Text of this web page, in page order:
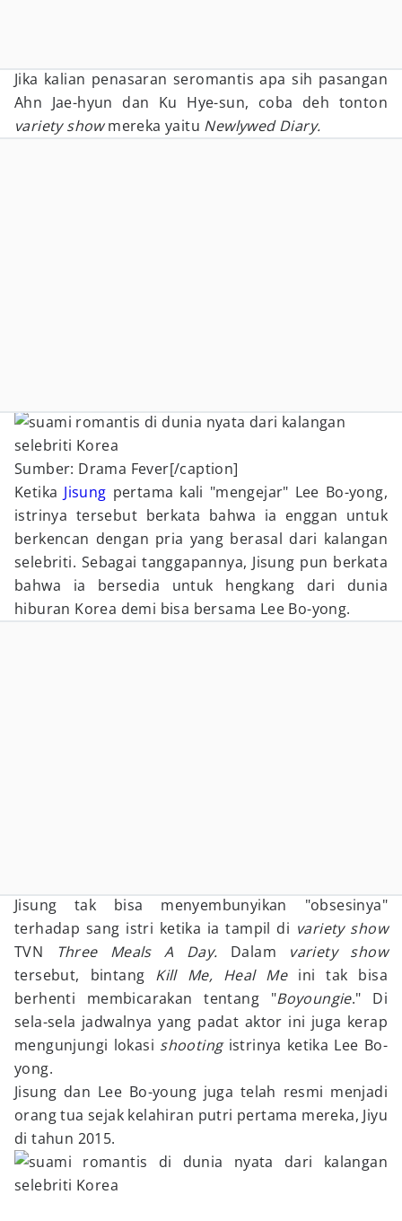
Jika kalian penasaran seromantis apa sih pasangan
Ahn Jae-hyun dan Ku Hye-sun, coba deh tonton
variety showmereka yaitu Newlywed Diary.
Sumber: Drama Fever[/caption]
Ketika Jisung pertama kali "mengejar" Lee Bo-yong,
istrinya tersebut berkata bahwa ia enggan untuk
berkencan dengan pria yang berasal dari kalangan
selebriti. Sebagai tanggapannya, Jisung pun berkata
bahwa ia bersedia untuk hengkang dari dunia
hiburan Korea demi bisa bersama Lee Bo-yong.
Jisung tak bisa menyembunyikan "obsesinya"
terhadap sang istri ketika ia tampil di variety show
TVN
Three Meals A Day. Dalam variety show
tersebut, bintang Kill Me, Heal Me ini tak bisa
berhenti membicarakan tentang "Boyoungie." Di
sela-sela jadwalnya yang padat aktor ini juga kerap
mengunjungi lokasi shooting istrinya ketika Lee Bo-
yong.
Jisung dan Lee Bo-young juga telah resmi menjadi
orang tua sejak kelahiran putri pertama mereka, Jiyu
di tahun 2015.